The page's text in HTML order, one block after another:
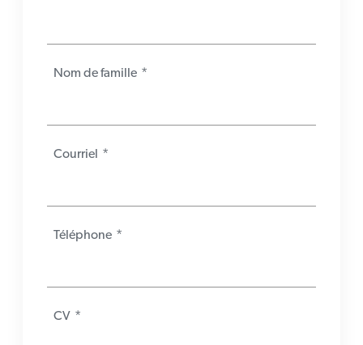
Nom de famille *
Courriel *
Téléphone *
CV *